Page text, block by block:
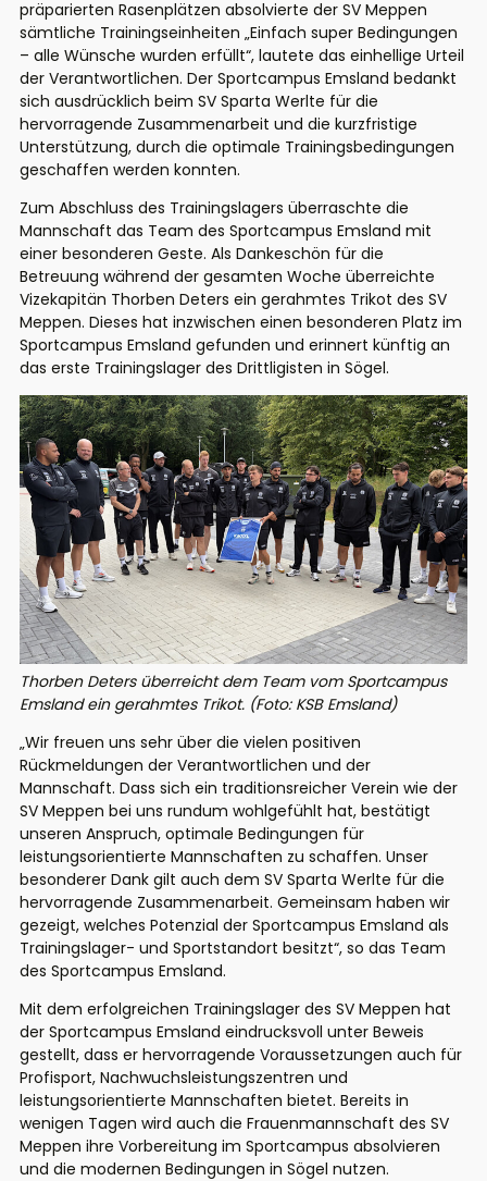
präparierten Rasenplätzen absolvierte der SV Meppen
sämtliche Trainingseinheiten „Einfach super Bedingungen
– alle Wünsche wurden erfüllt“, lautete das einhellige Urteil
der Verantwortlichen. Der Sportcampus Emsland bedankt
sich ausdrücklich beim SV Sparta Werlte für die
hervorragende Zusammenarbeit und die kurzfristige
Unterstützung, durch die optimale Trainingsbedingungen
geschaffen werden konnten.
Zum Abschluss des Trainingslagers überraschte die
Mannschaft das Team des Sportcampus Emsland mit
einer besonderen Geste. Als Dankeschön für die
Betreuung während der gesamten Woche überreichte
Vizekapitän Thorben Deters ein gerahmtes Trikot des SV
Meppen. Dieses hat inzwischen einen besonderen Platz im
Sportcampus Emsland gefunden und erinnert künftig an
das erste Trainingslager des Drittligisten in Sögel.
Thorben Deters überreicht dem Team vom Sportcampus
Emsland ein gerahmtes Trikot. (Foto: KSB Emsland)
„Wir freuen uns sehr über die vielen positiven
Rückmeldungen der Verantwortlichen und der
Mannschaft. Dass sich ein traditionsreicher Verein wie der
SV Meppen bei uns rundum wohlgefühlt hat, bestätigt
unseren Anspruch, optimale Bedingungen für
leistungsorientierte Mannschaften zu schaffen. Unser
besonderer Dank gilt auch dem SV Sparta Werlte für die
hervorragende Zusammenarbeit. Gemeinsam haben wir
gezeigt, welches Potenzial der Sportcampus Emsland als
Trainingslager- und Sportstandort besitzt“, so das Team
des Sportcampus Emsland.
Mit dem erfolgreichen Trainingslager des SV Meppen hat
der Sportcampus Emsland eindrucksvoll unter Beweis
gestellt, dass er hervorragende Voraussetzungen auch für
Profisport, Nachwuchsleistungszentren und
leistungsorientierte Mannschaften bietet. Bereits in
wenigen Tagen wird auch die Frauenmannschaft des SV
Meppen ihre Vorbereitung im Sportcampus absolvieren
und die modernen Bedingungen in Sögel nutzen.